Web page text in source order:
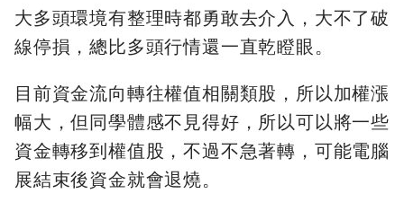
大多頭環境有整理時都勇敢去介入，大不了破
線停損，總比多頭行情還一直乾瞪眼。
目前資金流向轉往權值相關類股，所以加權漲
幅大，但同學體感不見得好，所以可以將一些
資金轉移到權值股，不過不急著轉，可能電腦
展結束後資金就會退燒。